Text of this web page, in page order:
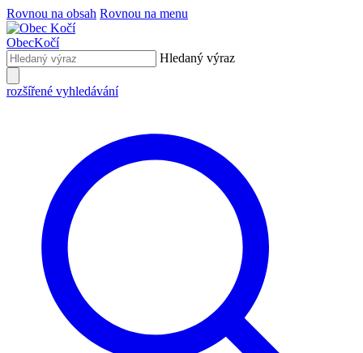
Rovnou na obsah Rovnou na menu
ObecKočí
Hledaný výraz
rozšířené vyhledávání